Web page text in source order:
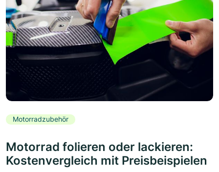
Motorradzubehör
Motorrad folieren oder lackieren:
Kostenvergleich mit Preisbeispielen